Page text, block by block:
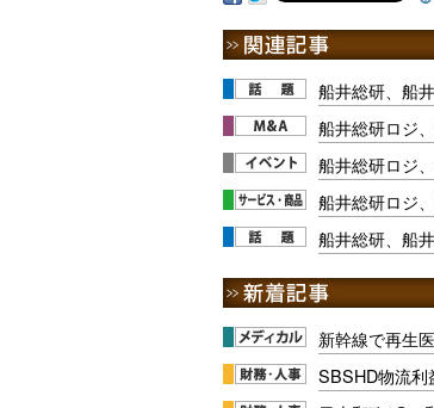
船井総研、船
船井総研ロジ
船井総研ロジ
船井総研ロジ
船井総研、船
新幹線で再生
SBSHD物流利